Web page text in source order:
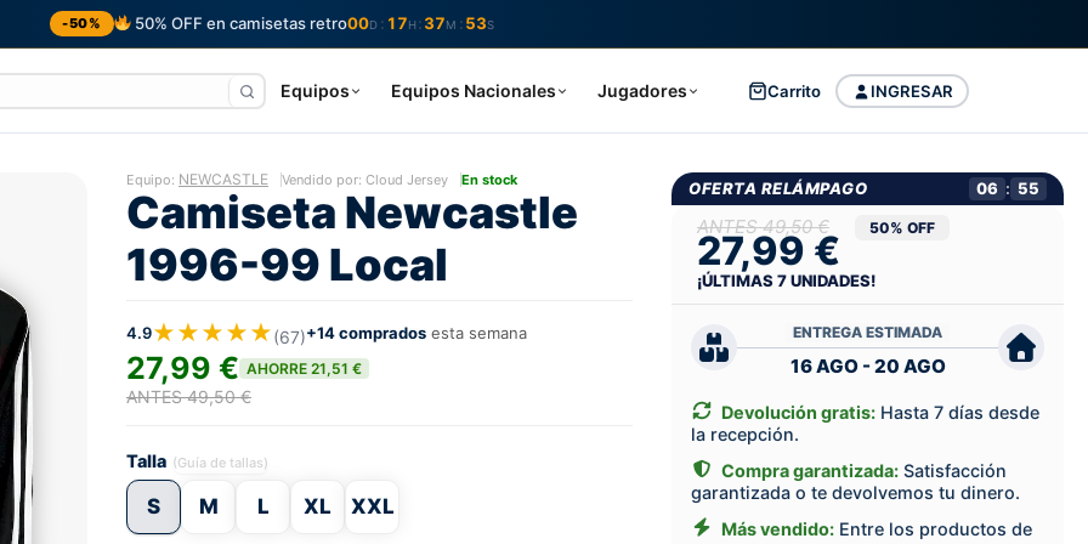
-50% 50% OFF en camisetas retro00D : 17H : 37M : 53S
Equipos Equipos Nacionales Jugadores INGRESAR
Carrito
Equipo: NEWCASTLE Vendido por: Cloud Jersey En stock
Camiseta Newcastle
1996-99 Local
4.9★★★★★(67)+14 comprados esta semana
27,99 € AHORRE 21,51 €
ANTES 49,50 €
Talla (Guía de tallas)
S M L XL XXL
OFERTA RELÁMPAGO 06 : 55
49,50 €
27,99 € 50% OFF
¡ÚLTIMAS7UNIDADES!
ENTREGA ESTIMADA
16 AGO - 20 AGO
Devolución gratis: Hasta 7 días desde
la recepción.
Compra garantizada: Satisfacción
garantizada o te devolvemos tu dinero.
Más vendido: Entre los productos de